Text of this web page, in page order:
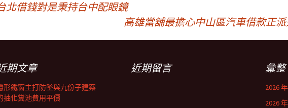
北借錢對是秉持台中配眼鏡
高雄當舖最擔心中山區汽車借款正
期文章
形鐵窗主打防墜與九份子建案
抽化糞池費用平價
近期留言 彙整
2026
2026